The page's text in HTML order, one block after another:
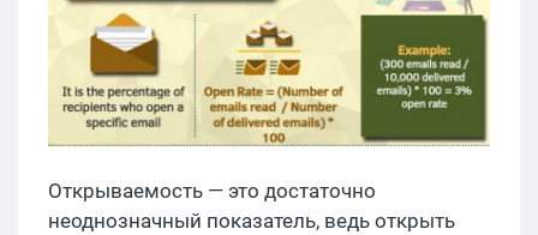
Открываемость — это достаточно
неоднозначный показатель, ведь открыть